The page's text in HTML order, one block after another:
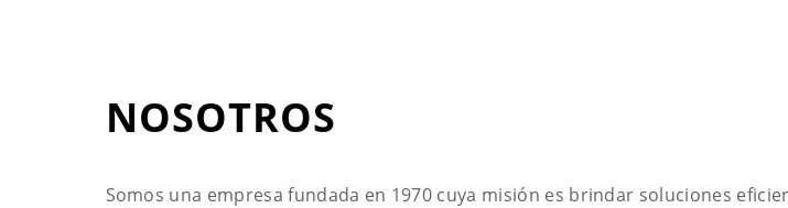
NOSOTROS
Somos una empresa fundada en 1970 cuya misión es brindar soluciones